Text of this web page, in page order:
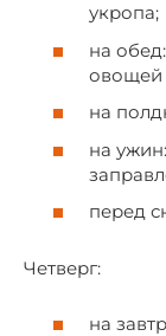
укропа;
на
овощей
на
на
перед
Четверг:
на